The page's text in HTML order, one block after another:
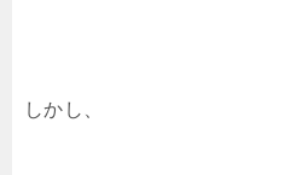
しかし、